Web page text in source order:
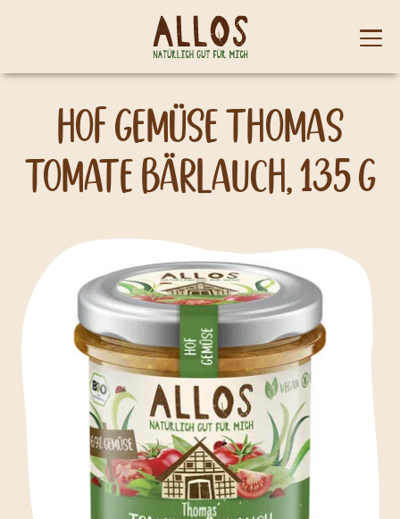
Skip to content
menu
Hof Gemüse Thomas
Tomate Bärlauch, 135 g